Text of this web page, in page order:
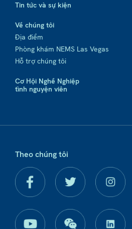
Tin tức và sự kiện
Về chúng tôi
Địa điểm
Phòng khám NEMS Las Vegas
Hỗ trợ chúng tôi
Cơ Hội Nghề Nghiệp
tình nguyện viên
Theo chúng tôi